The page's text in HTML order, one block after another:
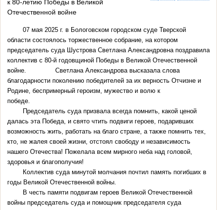
к 80-летию Победы в Великой
Отечественной войне
07 мая 2025 г. в Бологовском городском суде Тверской
области состоялось торжественное собрание, на котором
председатель суда Шустрова Светлана Александровна поздравила
коллектив с 80-й годовщиной Победы в Великой Отечественной
войне. Светлана Александрова высказала слова
благодарности поколению победителей за их верность Отчизне и
Родине, беспримерный героизм, мужество и волю к
победе.
Председатель суда призвала всегда помнить, какой ценой
далась эта Победа, и свято чтить подвиги героев, подаривших
возможность жить, работать на благо стране, а также помнить тех,
кто, не жалея своей жизни, отстоял свободу и независимость
нашего Отечества! Пожелала всем мирного неба над головой,
здоровья и благополучия!
Коллектив суда минутой молчания почтил память погибших в
годы Великой Отечественной войны.
В честь памяти подвигам героев Великой Отечественной
войны председатель суда и помощник председателя суда